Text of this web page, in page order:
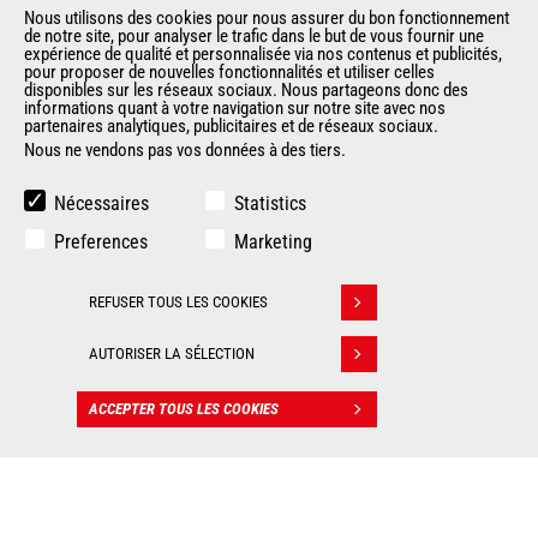
DÉCOUVREZ-NOUS
Entreprise
Contacter Manitou
Informations légales
Politique de protection des données
Actualités
AUTRES SITES DU GROUPE
Manitou Group
Used Manitou Machines
RMI Manitou
CONTACT
Nous utilisons des cookies pour nous assurer du bon fonctionnement
de notre site, pour analyser le trafic dans le but de vous fournir une
expérience de qualité et personnalisée via nos contenus et publicités,
pour proposer de nouvelles fonctionnalités et utiliser celles
disponibles sur les réseaux sociaux. Nous partageons donc des
informations quant à votre navigation sur notre site avec nos
partenaires analytiques, publicitaires et de réseaux sociaux.
Nous ne vendons pas vos données à des tiers.
Nécessaires
Statistics
Preferences
Marketing
REFUSER TOUS LES COOKIES
AUTORISER LA SÉLECTION
ACCEPTER TOUS LES COOKIES